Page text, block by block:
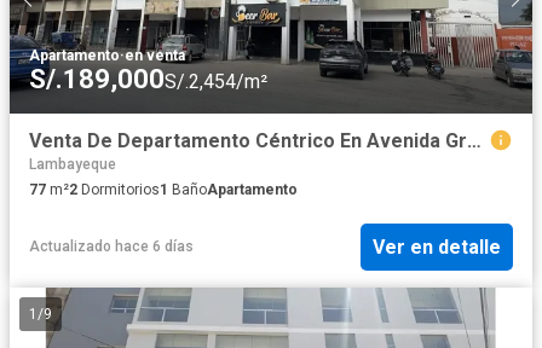
Apartamento·en venta
S/.189,000S/.2,454/m²
Venta De Departamento Céntrico En Avenida Grau – Chiclayo
Lambayeque
77 m²2 Dormitorios1 BañoApartamento
Actualizado hace 6 días Ver en detalle
1 /9